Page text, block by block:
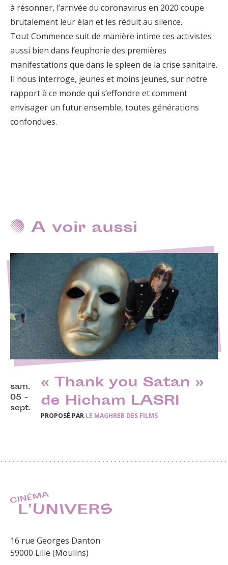
à résonner, l’arrivée du coronavirus en 2020 coupe
brutalement leur élan et les réduit au silence.
Tout Commence suit de manière intime ces activistes
aussi bien dans l’euphorie des premières
manifestations que dans le spleen de la crise sanitaire.
Il nous interroge, jeunes et moins jeunes, sur notre
rapport à ce monde qui s’effondre et comment
envisager un futur ensemble, toutes générations
confondues.
A voir aussi
sam.
05 -
sept.
« Thank you Satan »
de Hicham LASRI
PROPOSÉ PAR LE MAGHREB DES FILMS
16 rue Georges Danton
59000 Lille (Moulins)